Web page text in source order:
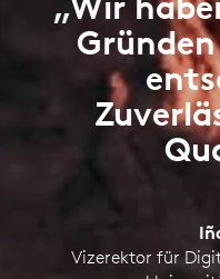
Vizerektor für